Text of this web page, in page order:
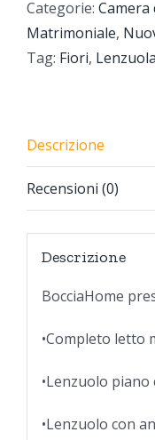
Categorie: Camera
Matrimoniale,
Tag: Fiori, Lenzuola
Descrizione
Recensioni (0)
Descrizione
BocciaHome
•Completo letto
•Lenzuolo piano
•Lenzuolo con